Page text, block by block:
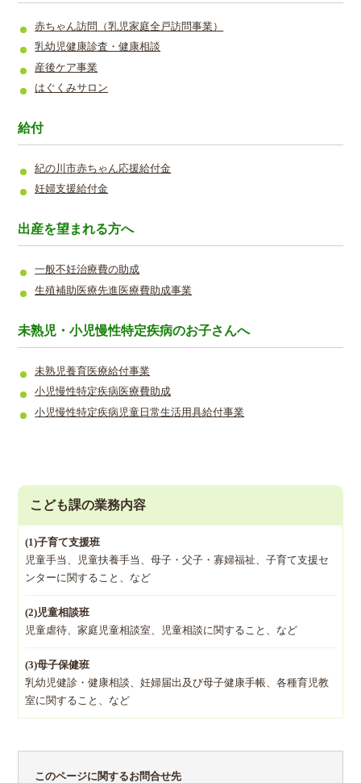
赤ちゃん訪問（乳児家庭全戸訪問事業）
乳幼児健康診査・健康相談
産後ケア事業
はぐくみサロン
給付
紀の川市赤ちゃん応援給付金
妊婦支援給付金
出産を望まれる方へ
一般不妊治療費の助成
生殖補助医療先進医療費助成事業
未熟児・小児慢性特定疾病のお子さんへ
未熟児養育医療給付事業
小児慢性特定疾病医療費助成
小児慢性特定疾病児童日常生活用具給付事業
こども課の業務内容
(1)子育て支援班
児童手当、児童扶養手当、母子・父子・寡婦福祉、子育て支援セ
ンターに関すること、など
(2)児童相談班
児童虐待、家庭児童相談室、児童相談に関すること、など
(3)母子保健班
乳幼児健診・健康相談、妊婦届出及び母子健康手帳、各種育児教
室に関すること、など
このページに関するお問合せ先